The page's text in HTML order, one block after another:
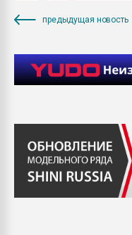
предыдущая новость